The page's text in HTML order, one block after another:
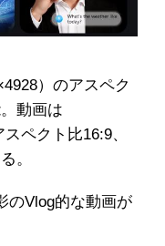
）のアスペク
動画は
ペクト比16:9、
。
のVlog的な動画が